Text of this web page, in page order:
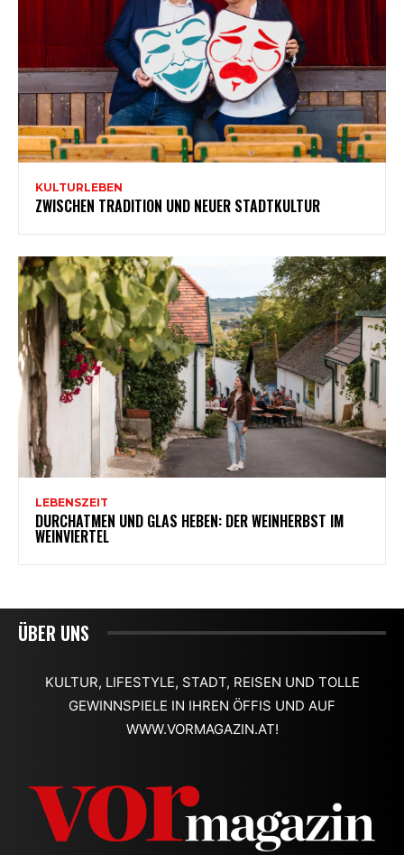
ÜBER UNS
KULTUR, LIFESTYLE, STADT, REISEN UND TOLLE
GEWINNSPIELE IN IHREN ÖFFIS UND AUF
WWW.VORMAGAZIN.AT!